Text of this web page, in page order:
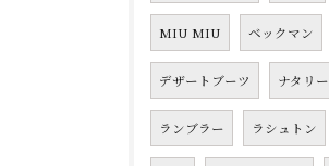
MIU MIU ベックマン
デザートブーツ ナタリー
ランブラー ラシュトン